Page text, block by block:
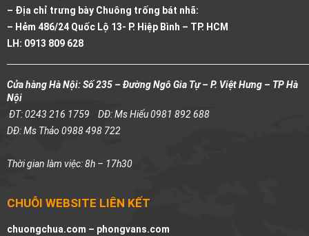
– Địa chỉ trưng bày Chuông trống bát nhã:
– Hẻm 486/24 Quốc Lộ 13- P. Hiệp Bình – TP. HCM
LH: 0913 809 628
Cửa hàng Hà Nội: Số 235 – Đường Ngô Gia Tự – P. Việt Hưng – TP Hà
Nội
ĐT: 0243 216 1759 DĐ: Ms Hiếu 0981 892 688
DĐ: Ms Thảo 0988 498 722
Thời gian làm việc: 8h – 17h30
CHUỖI WEBSITE LIÊN KẾT
chuongchua.com – phongvans.com